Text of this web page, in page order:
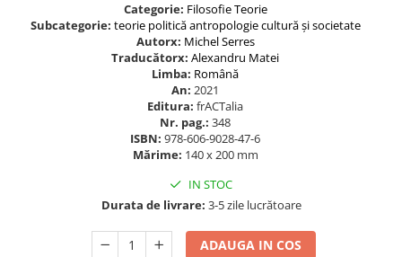
Categorie: FilosofieTeorie
Subcategorie: teorie politicăantropologiecultură și societate
Autorx: Michel Serres
Traducătorx: Alexandru Matei
Limba: Română
An: 2021
Editura: frACTalia
Nr. pag.: 348
ISBN: 978-606-9028-47-6
Mărime: 140 x 200 mm
IN STOC
Durata de livrare: 3-5 zile lucrătoare
ADAUGA IN COS